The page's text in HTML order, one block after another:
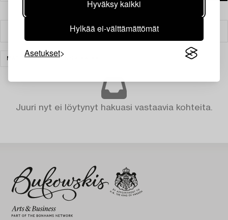
Hyväksy kaikki
Hylkää ei-välttämättömät
Asetukset
Suodatin
MATOT TYHJENNÄ KAIKKI
Juuri nyt ei löytynyt hakuasi vastaavia kohteita.